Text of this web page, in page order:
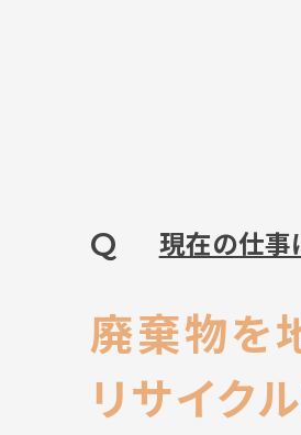
Q 現在の仕事
廃棄物を
リサイク